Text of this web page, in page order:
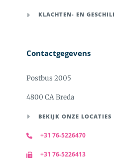
KLACHTEN- EN
Contactgegevens
Postbus 2005
4800 CA Breda
BEKIJK ONZE LOCATIES
+31 76-5226470
+31 76-5226413